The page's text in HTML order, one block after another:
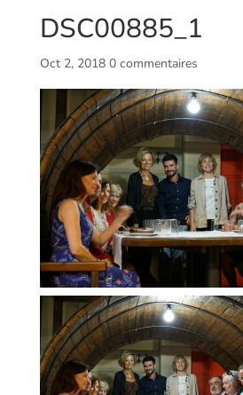
DSC00885_1
Oct 2, 2018 0 commentaires